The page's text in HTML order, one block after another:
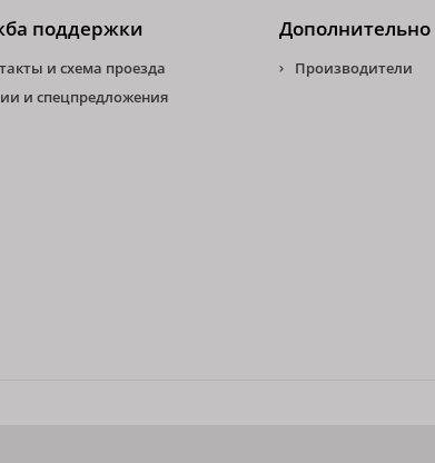
поддержки
и схема проезда
и спецпредложения
Дополнительно
Производители